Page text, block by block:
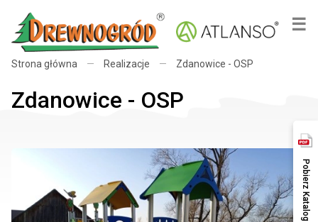
☰
×
Pobierz Katalog
Strona główna — Realizacje — Zdanowice - OSP
Zdanowice - OSP